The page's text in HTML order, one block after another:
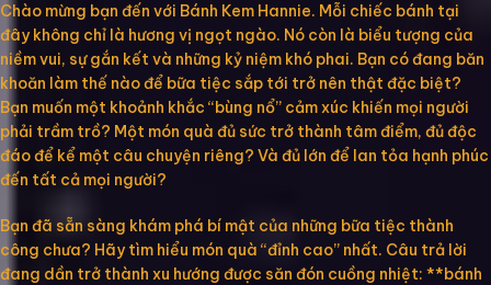
Chào mừng bạn đến với Bánh Kem Hannie. Mỗi chiếc bánh tại
đây không chỉ là hương vị ngọt ngào. Nó còn là biểu tượng của
niềm vui, sự gắn kết và những kỷ niệm khó phai. Bạn có đang băn
khoăn làm thế nào để bữa tiệc sắp tới trở nên thật đặc biệt?
Bạn muốn một khoảnh khắc “bùng nổ” cảm xúc khiến mọi người
phải trầm trồ? Một món quà đủ sức trở thành tâm điểm, đủ độc
đáo để kể một câu chuyện riêng? Và đủ lớn để lan tỏa hạnh phúc
đến tất cả mọi người?
Bạn đã sẵn sàng khám phá bí mật của những bữa tiệc thành
công chưa? Hãy tìm hiểu món quà “đỉnh cao” nhất. Câu trả lời
đang dần trở thành xu hướng được săn đón cuồng nhiệt: **bánh